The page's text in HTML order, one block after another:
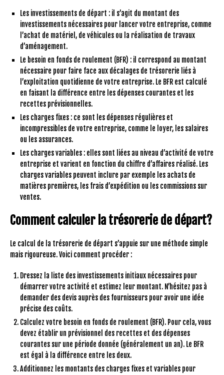
Les investissements de départ : il s’agit du montant des
investissements nécessaires pour lancer votre entreprise, comme
l’achat de matériel, de véhicules ou la réalisation de travaux
d’aménagement.
Le besoin en fonds de roulement (BFR) : il correspond au montant
nécessaire pour faire face aux décalages de trésorerie liés à
l’exploitation quotidienne de votre entreprise. Le BFR est calculé
en faisant la différence entre les dépenses courantes et les
recettes prévisionnelles.
Les charges fixes : ce sont les dépenses régulières et
incompressibles de votre entreprise, comme le loyer, les salaires
ou les assurances.
Les charges variables : elles sont liées au niveau d’activité de votre
entreprise et varient en fonction du chiffre d’affaires réalisé. Les
charges variables peuvent inclure par exemple les achats de
matières premières, les frais d’expédition ou les commissions sur
ventes.
Comment calculer la trésorerie de départ?
Le calcul de la trésorerie de départ s’appuie sur une méthode simple
mais rigoureuse. Voici comment procéder :
Dressez la liste des investissements initiaux nécessaires pour
démarrer votre activité et estimez leur montant. N’hésitez pas à
demander des devis auprès des fournisseurs pour avoir une idée
précise des coûts.
Calculez votre besoin en fonds de roulement (BFR). Pour cela, vous
devez établir un prévisionnel des recettes et des dépenses
courantes sur une période donnée (généralement un an). Le BFR
est égal à la différence entre les deux.
Additionnez les montants des charges fixes et variables pour